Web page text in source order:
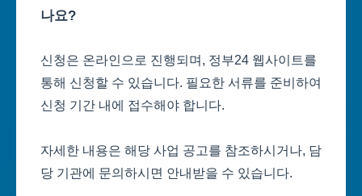
나요?
신청은 온라인으로 진행되며, 정부24 웹사이트를
통해 신청할 수 있습니다. 필요한 서류를 준비하여
신청 기간 내에 접수해야 합니다.
자세한 내용은 해당 사업 공고를 참조하시거나, 담
당 기관에 문의하시면 안내받을 수 있습니다.